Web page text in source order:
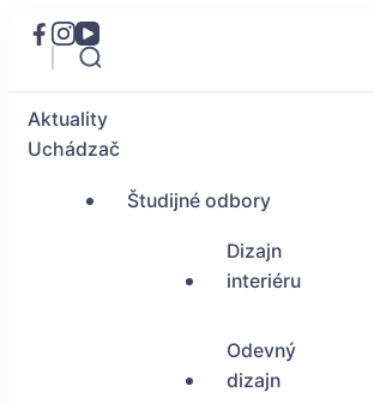
Aktuality
Uchádzač
Študijné odbory
Dizajn
interiéru
Odevný
dizajn